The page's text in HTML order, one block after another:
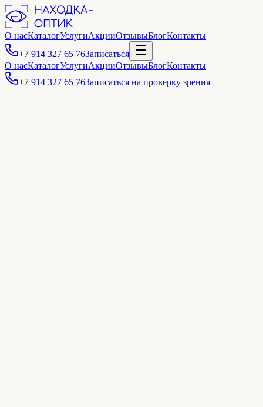
О насКаталогУслугиАкцииОтзывыБлогКонтакты
+7 914 327 65 76Записаться
О насКаталогУслугиАкцииОтзывыБлогКонтакты
+7 914 327 65 76Записаться на проверку зрения